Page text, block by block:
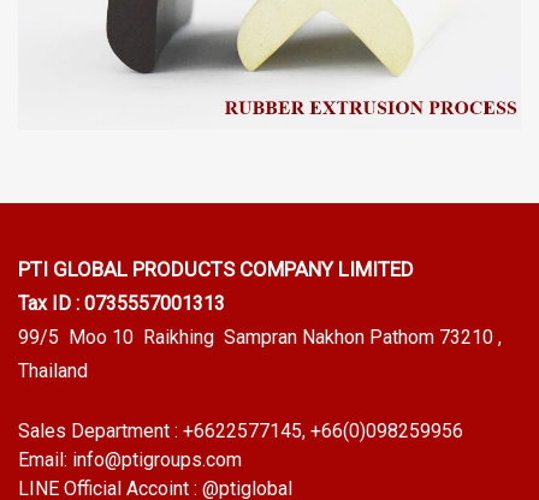
PTI GLOBAL PRODUCTS COMPANY LIMITED
Tax ID : 0735557001313
99/5 Moo 10 Raikhing Sampran Nakhon Pathom 73210 ,
Thailand
Sales Department : +6622577145, +66(0)098259956
Email: info@ptigroups.com
LINE Official Accoint : @ptiglobal